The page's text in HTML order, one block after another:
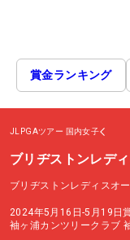
賞金ランキング
JLPGAツアー 国内女子
ブリヂストンレデ
ブリヂストンレディスオ
2024年5月16日-5月19日
袖ヶ浦カンツリークラブ